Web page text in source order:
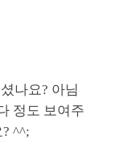
나요? 아님
정도 보여주
^^;